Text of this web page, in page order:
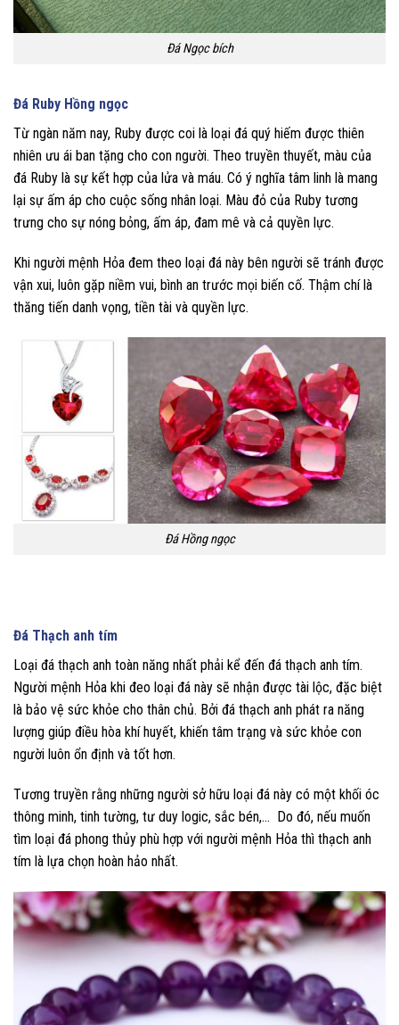
Đá Ngọc bích
Đá Ruby Hồng ngọc
Từ ngàn năm nay, Ruby được coi là loại đá quý hiếm được thiên
nhiên ưu ái ban tặng cho con người. Theo truyền thuyết, màu của
đá Ruby là sự kết hợp của lửa và máu. Có ý nghĩa tâm linh là mang
lại sự ấm áp cho cuộc sống nhân loại. Màu đỏ của Ruby tương
trưng cho sự nóng bỏng, ấm áp, đam mê và cả quyền lực.
Khi người mệnh Hỏa đem theo loại đá này bên người sẽ tránh được
vận xui, luôn gặp niềm vui, bình an trước mọi biến cố. Thậm chí là
thăng tiến danh vọng, tiền tài và quyền lực.
Đá Hồng ngọc
Đá Thạch anh tím
Loại đá thạch anh toàn năng nhất phải kể đến đá thạch anh tím.
Người mệnh Hỏa khi đeo loại đá này sẽ nhận được tài lộc, đặc biệt
là bảo vệ sức khỏe cho thân chủ. Bởi đá thạch anh phát ra năng
lượng giúp điều hòa khí huyết, khiến tâm trạng và sức khỏe con
người luôn ổn định và tốt hơn.
Tương truyền rằng những người sở hữu loại đá này có một khối óc
thông minh, tinh tường, tư duy logic, sắc bén,… Do đó, nếu muốn
tìm loại đá phong thủy phù hợp với người mệnh Hỏa thì thạch anh
tím là lựa chọn hoàn hảo nhất.